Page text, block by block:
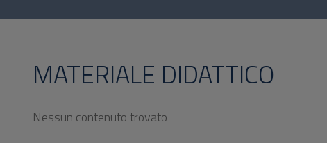
MATERIALE DIDATTICO
Nessun contenuto trovato